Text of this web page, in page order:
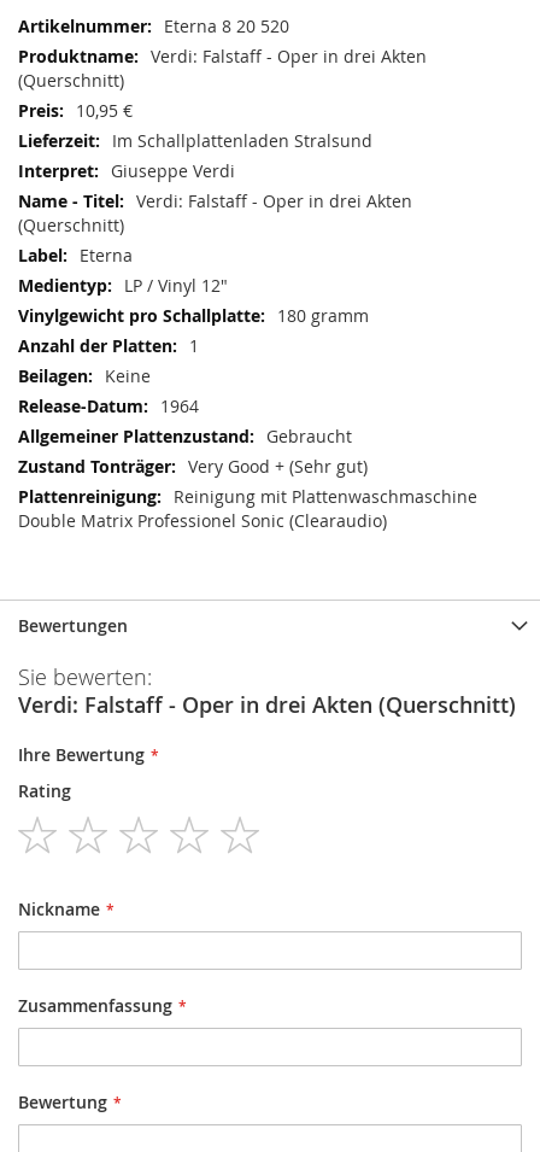
Mehr
Informationen
Eterna 8 20 520
Verdi: Falstaff - Oper in drei Akten
(Querschnitt)
10,95 €
Im Schallplattenladen Stralsund
Giuseppe Verdi
Verdi: Falstaff - Oper in drei Akten
(Querschnitt)
Eterna
LP / Vinyl 12"
180 gramm
1
Keine
1964
Gebraucht
Very Good + (Sehr gut)
Reinigung mit Plattenwaschmaschine
Double Matrix Professionel Sonic (Clearaudio)
Bewertungen
Sie bewerten:
Verdi: Falstaff - Oper in drei Akten (Querschnitt)
Ihre Bewertung
Rating
1
star
2
stars
3
stars
4
stars
Nickname
Zusammenfassung
Bewertung